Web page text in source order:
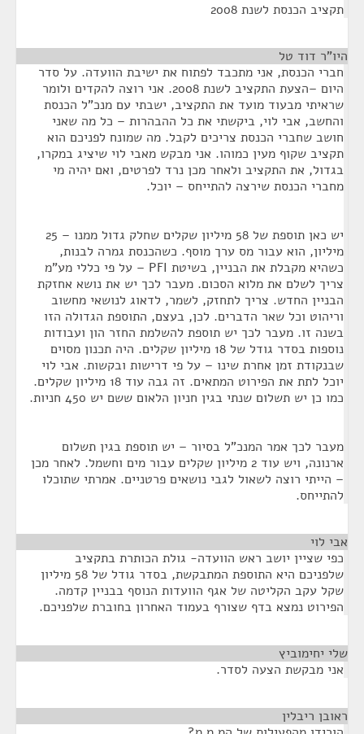
תקציב הכנסת לשנת 2008
היו”ר דוד טל
חברי הכנסת, אני מתכבד לפתוח את ישיבת הוועדה. על סדר
היום –הצעת התקציב לשנת 2008. אני רוצה להקדים ולומר
שראיתי מבעוד מועד את התקציב, ישבתי עם מנכ"ל הכנסת
והחשב, אבי לוי, ביקשתי את כל ההבהרות – כל מה שאני
חושב שחברי הכנסת צריכים לקבל. מה שמונח לפניכם הוא
תקציב שקוף מעין כמוהו. אני מבקש מאבי לוי שיציג במקרו,
בגדול, את התקציב ולאחר מכן נרד לפרטים, ואם יהיה מי
מחברי הכנסת שירצה להתייחס – יוכל.
יש כאן תוספת של 58 מיליון שקלים שחלק גדול ממנו – 25
מיליון, הוא עבור מס ערך מוסף. כשהכנסת גמרה לבנות,
כשהיא מקבלת את הבניין, בשיטת PFI – על פי כללי מע"מ
צריך לשלם את מלוא הסכום. מעבר לכך יש את נושא אחזקת
הבניין החדש. צריך לתחזק, לשמר, לדאוג לנושאי מחשוב
וריהוט וכל שאר הדברים. לכן, בעצם, התוספת הגדולה הזו
בשנה זו. מעבר לכך יש תוספת להשלמת החזר הון ועבודות
נוספות בסדר גודל של 18 מיליון שקלים. היה תכנון מסוים
שבנקודת זמן אחרת שינו – על פי דרישות ובקשות. אבי לוי
יוכל לתת את הפירוט המתאים. זה גבה עוד 18 מיליון שקלים.
כמו כן יש תשלום שנתי בגין חניון הלאום ששם יש 450 חניות.
מעבר לכך אמר המנכ"ל בסיור – יש תוספת בגין תשלום
ארנונה, ויש עוד 2 מיליון שקלים עבור מים וחשמל. לאחר מכן
– הייתי רוצה לשאול לגבי נושאים פרטניים. אמרתי שתוכלו
להתייחס.
אבי לוי
כפי שציין יושב ראש הוועדה- גולת הכותרת בתקציב
שלפניכם היא התוספת המתבקשת, בסדר גודל של 58 מיליון
שקל עקב הקליטה של אגף הוועדות הנוסף בבניין קדמה.
הפירוט נמצא בדף שצורף בעמוד האחרון בחוברת שלפניכם.
שלי יחימוביץ
אני מבקשת הצעה לסדר.
ראובן ריבלין